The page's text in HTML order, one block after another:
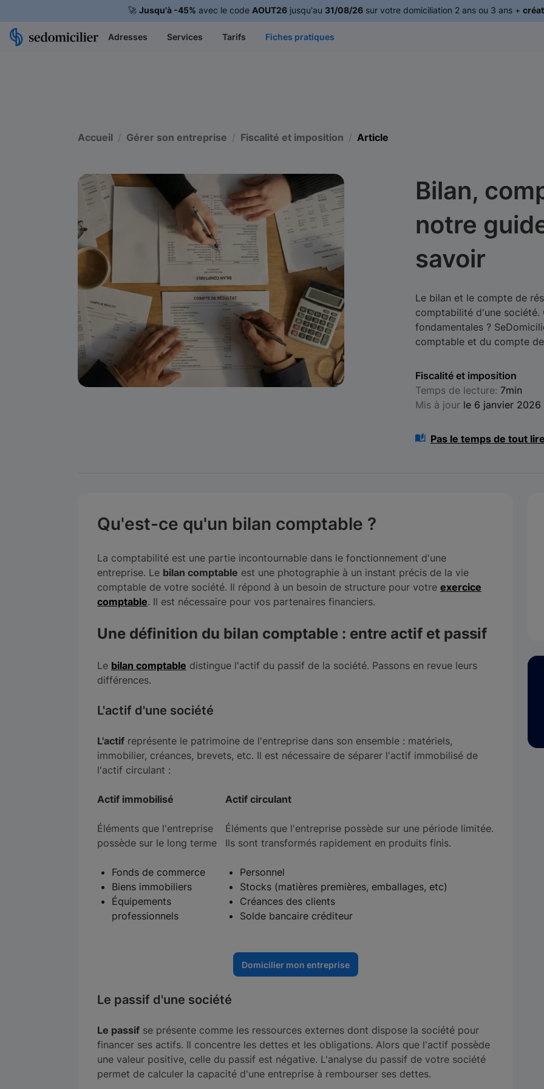
🚀 Jusqu'à -45% avec le code AOUT26jusqu'au 31/08/26sur votre domiciliation 2 ans ou 3 ans +
Adresses Services Tarifs Fiches pratiques
Accueil Gérer son entreprise Fiscalité et imposition Article
Bilan,
notre
savoir
Le bilan et le compte de
comptabilité d'une société.
fondamentales ?
comptable et du compte
Fiscalité et imposition
Temps de lecture: 7min
Mis à jour le 6 janvier 2026
Pas le temps de tout
Qu'est-ce qu'un bilan comptable ?
La comptabilité est une partie incontournable dans le fonctionnement d'une
entreprise. Le bilan comptable est une photographie à un instant précis de la vie
comptable de votre société. Il répond à un besoin de structure pour votre exercice
comptable. Il est nécessaire pour vos partenaires financiers.
Une définition du bilan comptable : entre actif et passif
Le bilan comptable distingue l'actif du passif de la société. Passons en revue leurs
différences.
L'actif d'une société
L'actif représente le patrimoine de l'entreprise dans son ensemble : matériels,
immobilier, créances, brevets, etc. Il est nécessaire de séparer l'actif immobilisé de
l'actif circulant :
Actif immobilisé Actif circulant
Éléments que l'entreprise
possède sur le long terme
Éléments que l'entreprise possède sur une période limitée.
Ils sont transformés rapidement en produits finis.
Fonds de commerce
Biens immobiliers
Équipements
professionnels
Personnel
Stocks (matières premières, emballages, etc)
Créances des clients
Solde bancaire créditeur
Domicilier mon entreprise
Le passif d'une société
Le passif se présente comme les ressources externes dont dispose la société pour
financer ses actifs. Il concentre les dettes et les obligations. Alors que l'actif possède
une valeur positive, celle du passif est négative. L'analyse du passif de votre société
permet de calculer la capacité d'une entreprise à rembourser ses dettes.